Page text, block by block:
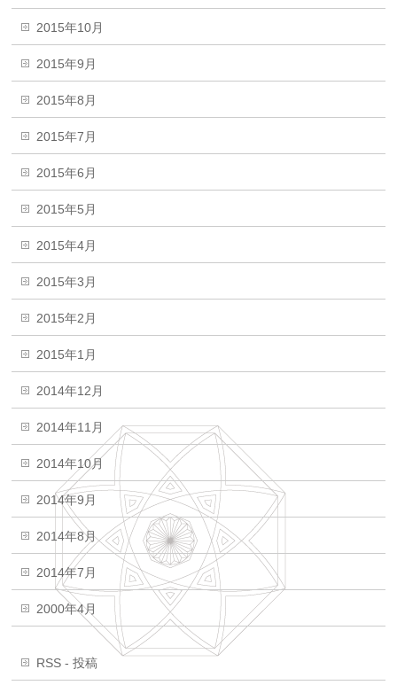
2015年10月
2015年9月
2015年8月
2015年7月
2015年6月
2015年5月
2015年4月
2015年3月
2015年2月
2015年1月
2014年12月
2014年11月
2014年10月
2014年9月
2014年8月
2014年7月
2000年4月
RSS - 投稿